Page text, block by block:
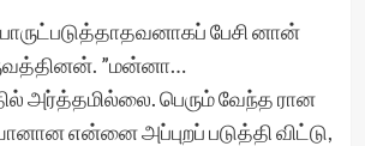
பேசி னான்
”மன்னா…
அர்த்தமில்லை. பெரும் வேந்த ரான
என்னை அப்புறப் படுத்தி விட்டு,